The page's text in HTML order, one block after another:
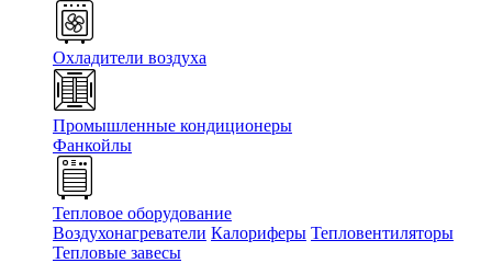
Охладители воздуха
Промышленные кондиционеры
Фанкойлы
Тепловое оборудование
Воздухонагреватели Калориферы Тепловентиляторы
Тепловые завесы